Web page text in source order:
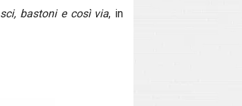
sci, bastoni e così via, in